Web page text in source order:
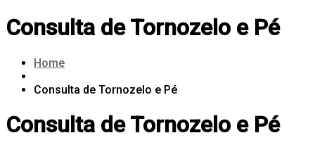
Consulta de Tornozelo e Pé
Home
Consulta de Tornozelo e Pé
Consulta de Tornozelo e Pé